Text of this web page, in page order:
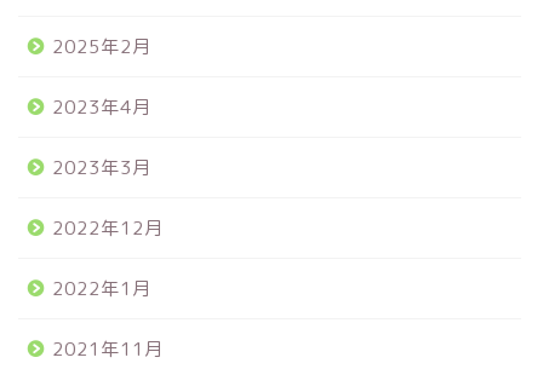
2025年2月
2023年4月
2023年3月
2022年12月
2022年1月
2021年11月